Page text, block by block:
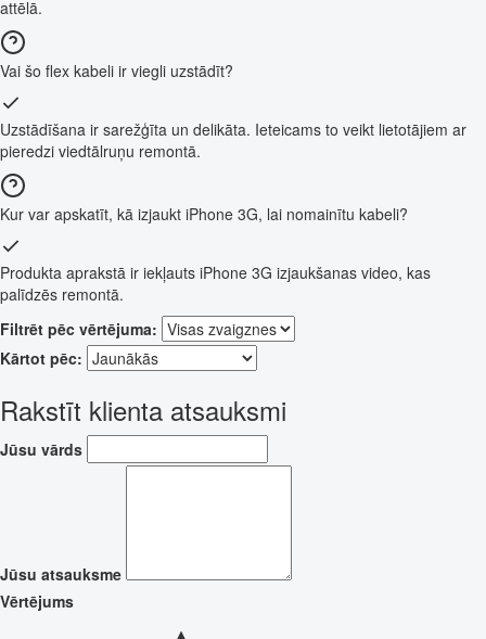
attēlā.
Vai šo flex kabeli ir viegli uzstādīt?
Uzstādīšana ir sarežģīta un delikāta. Ieteicams to veikt lietotājiem ar
pieredzi viedtālruņu remontā.
Kur var apskatīt, kā izjaukt iPhone 3G, lai nomainītu kabeli?
Produkta aprakstā ir iekļauts iPhone 3G izjaukšanas video, kas
palīdzēs remontā.
Filtrēt pēc vērtējuma:
Kārtot pēc:
Rakstīt klienta atsauksmi
Jūsu vārds
Jūsu atsauksme
Vērtējums